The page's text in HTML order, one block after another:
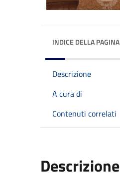
INDICE DELLA PAGINA
Descrizione
A cura di
Contenuti correlati
Descrizione